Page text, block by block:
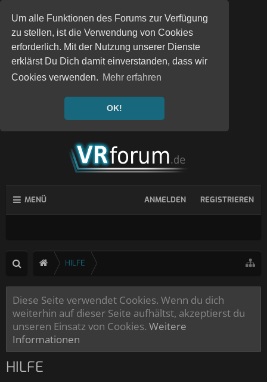
Um alle Funktionen des Forums zur Verfügung
zu stellen, ist die Verwendung von Cookies
erforderlich. Mit der Nutzung unserer Dienste
erklärst Du Dich damit einverstanden, dass wir
Cookies verwenden. Mehr erfahren
OK!
MENÜ ANMELDEN REGISTRIEREN
HILFE
Diese Seite verwendet Cookies. Wenn du dich
weiterhin auf dieser Seite aufhältst, akzeptierst du
unseren Einsatz von Cookies. Weitere
Informationen
HILFE